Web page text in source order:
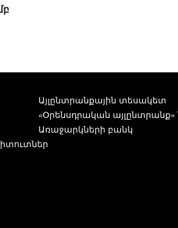
Այլընտրանքային տեսակետ
«Օրենսդրական
Առաջարկների բանկ